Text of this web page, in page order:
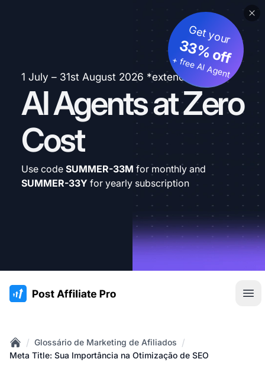
1 July – 31st August 2026 *extended
AI Agents at Zero
Cost
Get your
33% off
+ free AI Agent
Use code SUMMER-33M for monthly and
SUMMER-33Y for yearly subscription
:site.title
Home
/ Glossário de Marketing de Afiliados /
Meta Title: Sua Importância na Otimização de SEO